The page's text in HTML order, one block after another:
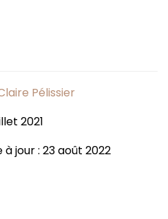
Pélissier
2021
jour : 23 août 2022